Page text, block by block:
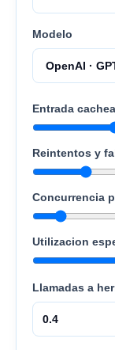
Modelo
Entrada
Reintentos y
Concurrencia
Utilizacion
Llamadas a